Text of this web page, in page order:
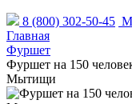
8 (800) 302-50-45
Главная
Фуршет
Фуршет на 150
Мытищи